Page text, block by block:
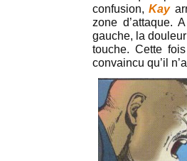
confusion,Kay
zone d’attaque.
gauche, la
touche. Cette
convaincu qu’il